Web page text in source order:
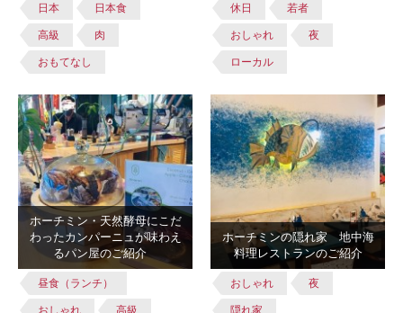
日本 日本食
高級 肉
おもてなし
休日 若者
おしゃれ 夜
ローカル
ホーチミン・天然酵母にこだ
わったカンパーニュが味わえ
るパン屋のご紹介
昼食（ランチ）
おしゃれ 高級
ホーチミンの隠れ家 地中海
料理レストランのご紹介
おしゃれ 夜
隠れ家